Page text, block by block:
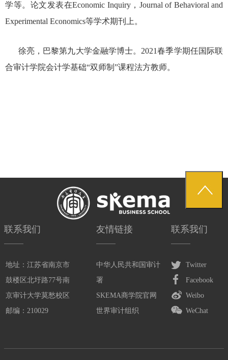
学等。论文发表在Economic Inquiry， Journal of Behavioral and
Experimental Economics等学术期刊上。
徐亮，巴黎第九大学金融学博士。 2021春季学期任国际联
合审计学院会计学基础“双师制”课程法方教师。
联系我们
地址：江苏省南京市
鼓楼区北圩路77号南
京审计大学莫愁校区
邮编：210029
友情链接
中华人民共和国审计
署
SKEMA商学院官网
世界审计组织
联系我们
Twitter
Facebook
Weibo
WeChat